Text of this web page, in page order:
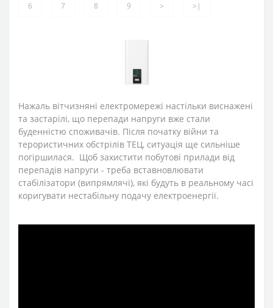
6 7 8 9 > >|
Нажаль вітчизняні електромережі настільки виснажені
та застарілі, що перепади напруги вже стали
буденністю споживачів. Після початку війни та
терористичних обстрілів ТЕЦ, ситуація ще сильніше
погіршилася. Щоб захистити побутові прилади від
перепадів напруги - треба вставновлювати
стабілізатори (випрямлячі), які будуть в реальному часі
коригувати нестабільну подачу електроенергії.